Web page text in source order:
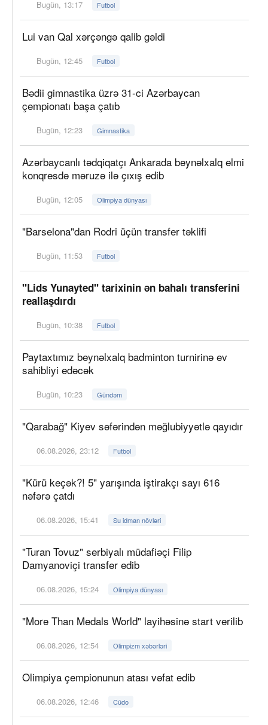
Bugün, 13:17 Futbol
Lui van Qal xərçəngə qalib gəldi
Bugün, 12:45 Futbol
Bədii gimnastika üzrə 31-ci Azərbaycan
çempionatı başa çatıb
Bugün, 12:23 Gimnastika
Azərbaycanlı tədqiqatçı Ankarada beynəlxalq elmi
konqresdə məruzə ilə çıxış edib
Bugün, 12:05 Olimpiya dünyası
"Barselona"dan Rodri üçün transfer təklifi
Bugün, 11:53 Futbol
"Lids Yunayted" tarixinin ən bahalı transferini
reallaşdırdı
Bugün, 10:38 Futbol
Paytaxtımız beynəlxalq badminton turnirinə ev
sahibliyi edəcək
Bugün, 10:23 Gündəm
"Qarabağ" Kiyev səfərindən məğlubiyyətlə qayıdır
06.08.2026, 23:12 Futbol
"Kürü keçək?! 5" yarışında iştirakçı sayı 616
nəfərə çatdı
06.08.2026, 15:41 Su idman növləri
"Turan Tovuz" serbiyalı müdafiəçi Filip
Damyanoviçi transfer edib
06.08.2026, 15:24 Olimpiya dünyası
"More Than Medals World" layihəsinə start verilib
06.08.2026, 12:54 Olimpizm xəbərləri
Olimpiya çempionunun atası vəfat edib
06.08.2026, 12:46 Cüdo